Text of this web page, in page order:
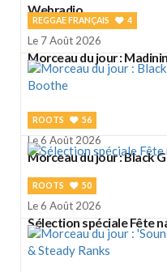
Webradio
REGGAE FRANÇAIS 4
Le 7 Août 2026
Morceau du jour :
ROOTS 56
Le 6 Août 2026
Morceau du jour : Black
ROOTS 50
Le 6 Août 2026
Sélection spéciale Fête